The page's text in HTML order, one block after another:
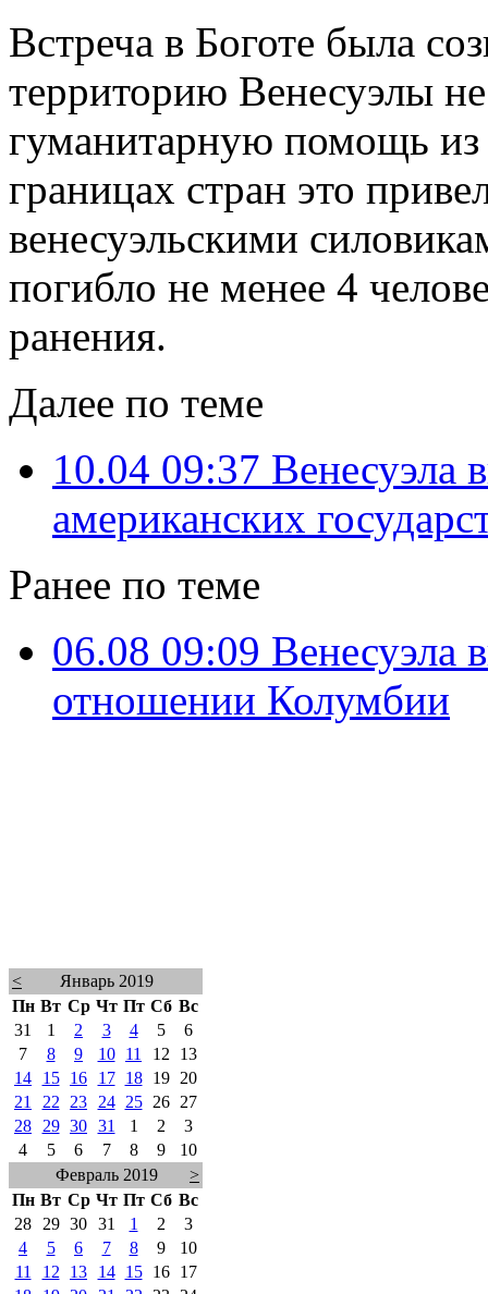
Встреча в Боготе была
территорию Венесуэлы
гуманитарную помощь
границах стран это
венесуэльскими
погибло не менее 4
ранения.
Далее по теме
10.04 09:37 Венесуэла
американских
Ранее по теме
06.08 09:09 Венесуэла
отношении Колумбии
<
Январь 2019
Пн Вт Ср Чт Пт Сб Вс
31
1 2 3 4 5
6
7
8 9 10 11 12
13
14
15 16 17 18 19
20
21
22 23 24 25 26
27
28
29 30 31 1 2
3
4
5 6 7 8 9
10
Февраль 2019
>
Пн Вт Ср Чт Пт Сб Вс
28
29 30 31 1 2
3
4
5 6 7 8 9
10
11
12 13 14 15 16
17